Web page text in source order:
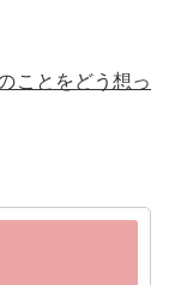
ことをどう想っ